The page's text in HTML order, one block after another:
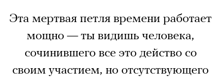
Эта мертвая петля времени работает
мощно — ты видишь человека,
сочинившего все это действо со
своим участием, но отсутствующего